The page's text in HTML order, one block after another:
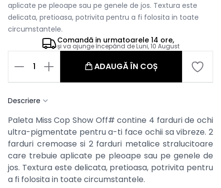
aplicate pe pleoape sau pe genele de jos. Textura este
delicata, pretioasa, potrivita pentru a fi folosita in toate
circumstantele.
Comandă in urmatoarele 14 ore,
și va ajunge începând deLuni, 10 August
1 ADAUGĂ ÎN COȘ
Descriere
Paleta Miss Cop Show Off# contine 4 farduri de ochi
ultra-pigmentate pentru a-ti face ochii sa vibreze. 2
farduri cremoase si 2 farduri metalice stralucitoare
care trebuie aplicate pe pleoape sau pe genele de
jos. Textura este delicata, pretioasa, potrivita pentru
a fi folosita in toate circumstantele.